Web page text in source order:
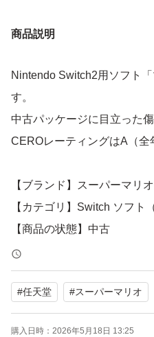
商品説明
Nintendo Switch2用ソフト
す。
中古パッケージに目立った
CEROレーティングはA（全
【ブランド】スーパーマリオ
【カテゴリ】Switch ソフト
【商品の状態】中古
【カラー】マルチカラー
【CEROレーティング】A（
よろしくお願いいたします。
#任天堂 #スーパーマリオ
購入日時： 2026年5月18日 13:25